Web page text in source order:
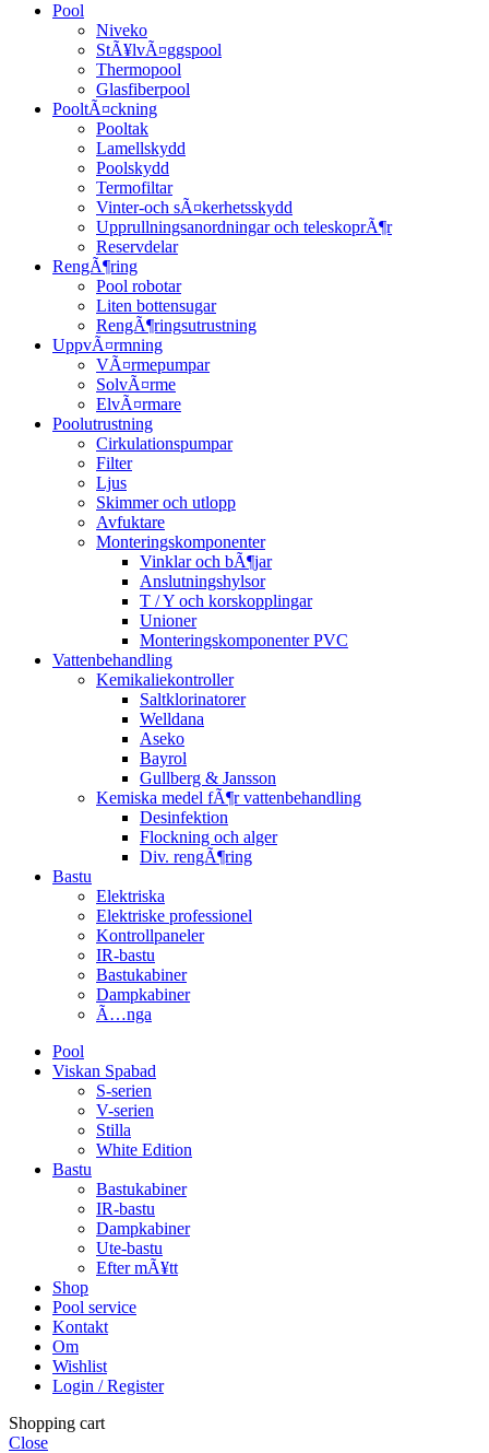
Pool
Niveko
StÃ¥lvÃ¤ggspool
Thermopool
Glasfiberpool
PooltÃ¤ckning
Pooltak
Lamellskydd
Poolskydd
Termofiltar
Vinter-och sÃ¤kerhetsskydd
Upprullningsanordningar och teleskoprÃ¶r
Reservdelar
RengÃ¶ring
Pool robotar
Liten bottensugar
RengÃ¶ringsutrustning
UppvÃ¤rmning
VÃ¤rmepumpar
SolvÃ¤rme
ElvÃ¤rmare
Poolutrustning
Cirkulationspumpar
Filter
Ljus
Skimmer och utlopp
Avfuktare
Monteringskomponenter
Vinklar och bÃ¶jar
Anslutningshylsor
T / Y och korskopplingar
Unioner
Monteringskomponenter PVC
Vattenbehandling
Kemikaliekontroller
Saltklorinatorer
Welldana
Aseko
Bayrol
Gullberg & Jansson
Kemiska medel fÃ¶r vattenbehandling
Desinfektion
Flockning och alger
Div. rengÃ¶ring
Bastu
Elektriska
Elektriske professionel
Kontrollpaneler
IR-bastu
Bastukabiner
Dampkabiner
Ã…nga
Pool
Viskan Spabad
S-serien
V-serien
Stilla
White Edition
Bastu
Bastukabiner
IR-bastu
Dampkabiner
Ute-bastu
Efter mÃ¥tt
Shop
Pool service
Kontakt
Om
Wishlist
Login / Register
Shopping cart
Close